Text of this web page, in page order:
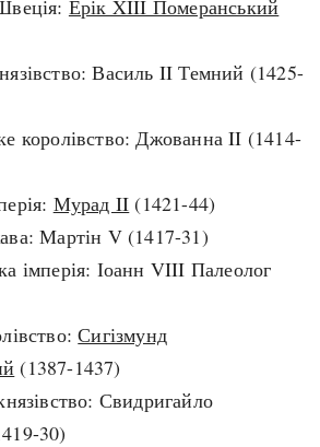
Темні віки
Пізнє Середньовіччя
Новітня історія
Індекси
Нові статті
Всі статті
Визначальні події
#Хештеги
Ерік XIII Померанський
Василь II Темний (1425-
королівство: Джованна II (1414-
Мурад II (1421-44)
Мартін V (1417-31)
імперія: Іоанн VIII Палеолог
Сигізмунд
(1387-1437)
Свидригайло
30)